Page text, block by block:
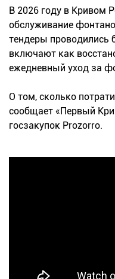
В 2026 году в Кривом
обслуживание
тендеры проводились
включают как
ежедневный уход за
О том, сколько
сообщает «Первый
госзакупок Prozorro.